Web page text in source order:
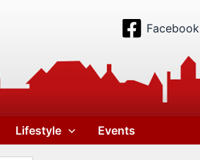
Facebook
Lifestyle Events